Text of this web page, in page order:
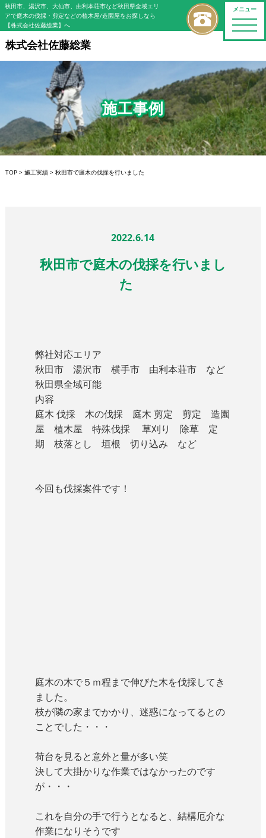
メニュー
toggle
秋田市、湯沢市、大仙市、由利本荘市など秋田県全域エリ
アで庭木の伐採・剪定などの植木屋/造園屋をお探しなら
【株式会社佐藤総業】へ
株式会社佐藤総業
施工事例
TOP> 施工実績> 秋田市で庭木の伐採を行いました
2022.6.14
秋田市で庭木の伐採を行いまし
た
弊社対応エリア
秋田市 湯沢市 横手市 由利本荘市 など
秋田県全域可能
内容
庭木 伐採 木の伐採 庭木 剪定 剪定 造園
屋 植木屋 特殊伐採 草刈り 除草 定
期 枝落とし 垣根 切り込み など
今回も伐採案件です！
庭木の木で５ｍ程まで伸びた木を伐採してき
ました。
枝が隣の家までかかり、迷惑になってるとの
ことでした・・・
荷台を見ると意外と量が多い笑
決して大掛かりな作業ではなかったのです
が・・・
これを自分の手で行うとなると、結構厄介な
作業になりそうです